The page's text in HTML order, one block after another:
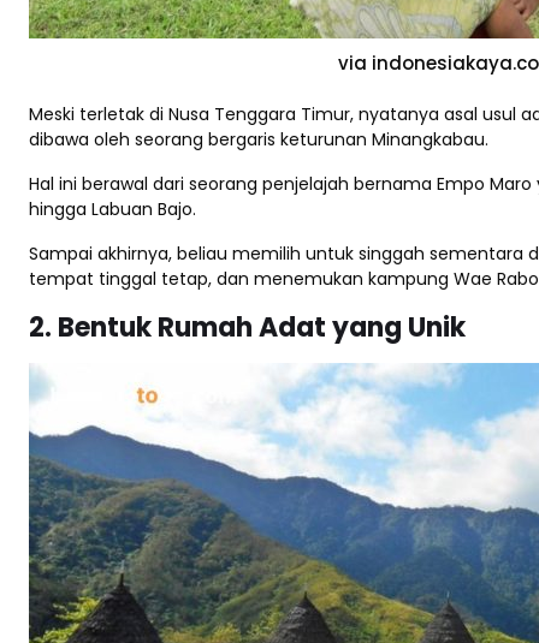
via
Meski terletak di Nusa Tenggara Timur, nyatanya asal usul
dibawa oleh seorang bergaris keturunan Minangkabau.
Hal ini berawal dari seorang penjelajah bernama Empo
hingga Labuan Bajo.
Sampai akhirnya, beliau memilih untuk singgah sementara
tempat tinggal tetap, dan menemukan kampung Wae
2. Bentuk Rumah Adat yang Unik